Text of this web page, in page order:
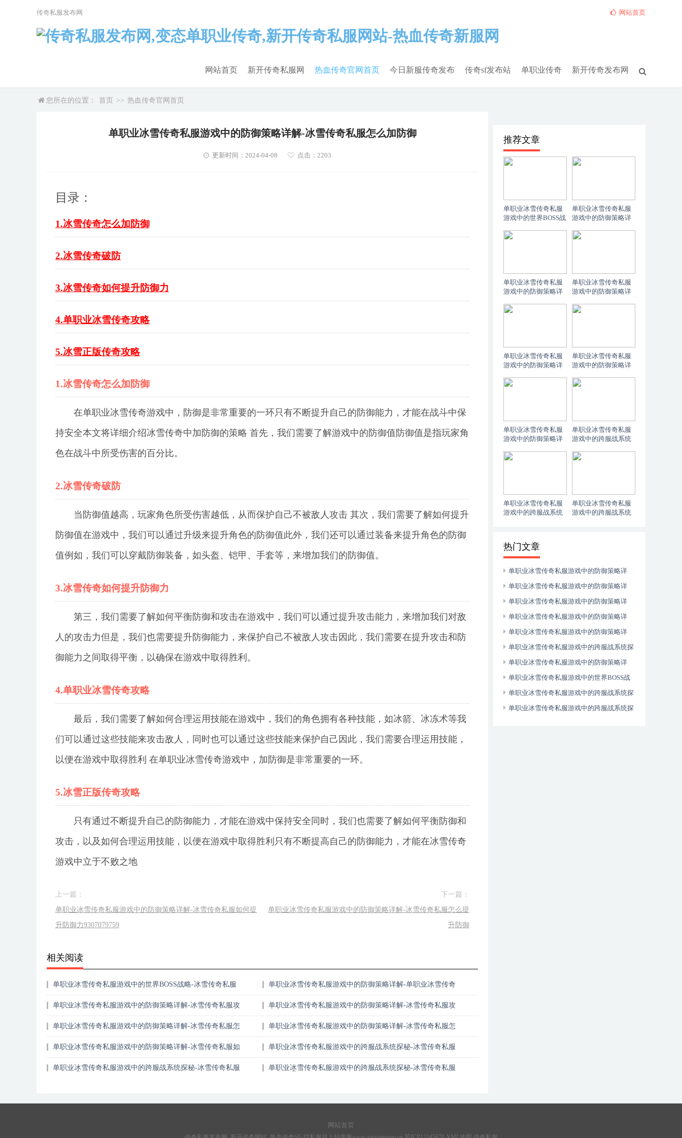
网站首页 新开传奇私服网 热血传奇官网首页 今日新服传奇发布 传奇sf发布站 单职业传奇 新开传奇发布网
网站首页
传奇私服发布网
您所在的位置： 首页 >> 热血传奇官网首页
单职业冰雪传奇私服游戏中的防御策略详解-冰雪传奇私服怎么加防御
更新时间：2024-04-08 点击：2203
目录：
1.冰雪传奇怎么加防御
2.冰雪传奇破防
3.冰雪传奇如何提升防御力
4.单职业冰雪传奇攻略
5.冰雪正版传奇攻略
1.冰雪传奇怎么加防御
在单职业冰雪传奇游戏中，防御是非常重要的一环只有不断提升自己的防御能力，才能在战斗中保
持安全本文将详细介绍冰雪传奇中加防御的策略 首先，我们需要了解游戏中的防御值防御值是指玩家角
色在战斗中所受伤害的百分比。
2.冰雪传奇破防
当防御值越高，玩家角色所受伤害越低，从而保护自己不被敌人攻击 其次，我们需要了解如何提升
防御值在游戏中，我们可以通过升级来提升角色的防御值此外，我们还可以通过装备来提升角色的防御
值例如，我们可以穿戴防御装备，如头盔、铠甲、手套等，来增加我们的防御值。
3.冰雪传奇如何提升防御力
第三，我们需要了解如何平衡防御和攻击在游戏中，我们可以通过提升攻击能力，来增加我们对敌
人的攻击力但是，我们也需要提升防御能力，来保护自己不被敌人攻击因此，我们需要在提升攻击和防
御能力之间取得平衡，以确保在游戏中取得胜利。
4.单职业冰雪传奇攻略
最后，我们需要了解如何合理运用技能在游戏中，我们的角色拥有各种技能，如冰箭、冰冻术等我
们可以通过这些技能来攻击敌人，同时也可以通过这些技能来保护自己因此，我们需要合理运用技能，
以便在游戏中取得胜利 在单职业冰雪传奇游戏中，加防御是非常重要的一环。
5.冰雪正版传奇攻略
只有通过不断提升自己的防御能力，才能在游戏中保持安全同时，我们也需要了解如何平衡防御和
攻击，以及如何合理运用技能，以便在游戏中取得胜利只有不断提高自己的防御能力，才能在冰雪传奇
游戏中立于不败之地
上一篇：
单职业冰雪传奇私服游戏中的防御策略详解-冰雪传奇私服如何提
升防御力9307079759
下一篇：
单职业冰雪传奇私服游戏中的防御策略详解-冰雪传奇私服怎么提
升防御
相关阅读
单职业冰雪传奇私服游戏中的世界BOSS战略-冰雪传奇私服
单职业冰雪传奇私服游戏中的防御策略详解-单职业冰雪传奇
单职业冰雪传奇私服游戏中的防御策略详解-冰雪传奇私服攻
单职业冰雪传奇私服游戏中的防御策略详解-冰雪传奇私服攻
单职业冰雪传奇私服游戏中的防御策略详解-冰雪传奇私服怎
单职业冰雪传奇私服游戏中的防御策略详解-冰雪传奇私服怎
单职业冰雪传奇私服游戏中的防御策略详解-冰雪传奇私服如
单职业冰雪传奇私服游戏中的跨服战系统探秘-冰雪传奇私服
单职业冰雪传奇私服游戏中的跨服战系统探秘-冰雪传奇私服
单职业冰雪传奇私服游戏中的跨服战系统探秘-冰雪传奇私服
推荐文章
单职业冰雪传奇私服
游戏中的世界BOSS战
业合成表
单职业冰雪传奇私服
游戏中的防御策略详
服攻略9307081577
单职业冰雪传奇私服
游戏中的防御策略详
9307087406
单职业冰雪传奇私服
游戏中的防御策略详
单职业冰雪传奇私服
游戏中的防御策略详
提升防御
单职业冰雪传奇私服
游戏中的防御策略详
加防御
单职业冰雪传奇私服
游戏中的防御策略详
提升防御力
单职业冰雪传奇私服
游戏中的跨服战系统
网站
单职业冰雪传奇私服
游戏中的跨服战系统
单职业冰雪传奇私服
游戏中的跨服战系统
热门文章
单职业冰雪传奇私服游戏中的防御策略详
解-冰雪传奇私服攻击9307087406
单职业冰雪传奇私服游戏中的防御策略详
解-冰雪传奇私服攻击
单职业冰雪传奇私服游戏中的防御策略详
解-冰雪传奇私服如何提升防御力9307079759
单职业冰雪传奇私服游戏中的防御策略详
解-冰雪传奇私服怎么加防御
单职业冰雪传奇私服游戏中的防御策略详
解-单职业冰雪传奇私服攻略9307081577
单职业冰雪传奇私服游戏中的跨服战系统探
秘-冰雪传奇私服服网站
单职业冰雪传奇私服游戏中的防御策略详
解-冰雪传奇私服怎么提升防御
单职业冰雪传奇私服游戏中的世界BOSS战
略-冰雪传奇私服单职业合成表
单职业冰雪传奇私服游戏中的跨服战系统探
秘-冰雪传奇私服双端互通9307245371
单职业冰雪传奇私服游戏中的跨服战系统探
网站首页